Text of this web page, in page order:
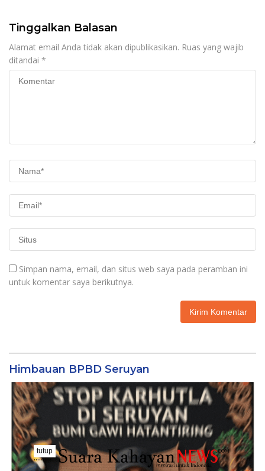
Tinggalkan Balasan
Alamat email Anda tidak akan dipublikasikan. Ruas yang wajib
ditandai *
Simpan nama, email, dan situs web saya pada peramban ini
untuk komentar saya berikutnya.
Himbauan BPBD Seruyan
tutup
..........